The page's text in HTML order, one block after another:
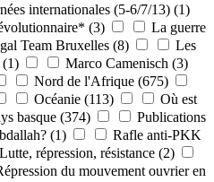
internationales (5-6/7/13) (1)
(3)
La guerre
Team Bruxelles (8)
Les
(1) Marco Camenisch (3)
Nord de l'Afrique (675)
Océanie (113)
Où est
basque (374)
Publications
(1)
Rafle anti-PKK
répression, résistance (2)
du mouvement ouvrier en